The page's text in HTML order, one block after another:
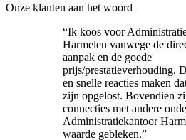
Onze klanten aan het woord
“Ik koos voor
Harmelen vanwege de
aanpak en de goede
prijs/prestatieverhouding.
en snelle reacties maken
zijn opgelost. Bovendien
connecties met andere
Administratiekantoor
waarde gebleken.”